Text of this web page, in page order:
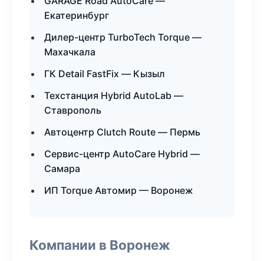
Екатеринбург
Дилер-центр TurboTech Torque —
Махачкала
ГК Detail FastFix — Кызыл
Техстанция Hybrid AutoLab —
Ставрополь
Автоцентр Clutch Route — Пермь
Сервис-центр AutoCare Hybrid —
Самара
ИП Torque Автомир — Воронеж
Компании в Воронеж